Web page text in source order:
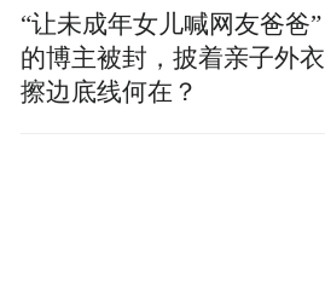
“让未成年女儿喊网友爸爸”
的博主被封，披着亲子外衣
擦边底线何在？